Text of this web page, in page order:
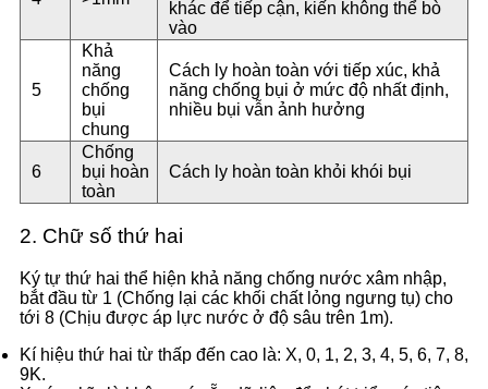
khác để tiếp cận, kiến ​​​​không thể bò
vào
5
Khả
năng
chống
bụi
chung
Cách ly hoàn toàn với tiếp xúc, khả
năng chống bụi ở mức độ nhất định,
nhiều bụi vẫn ảnh hưởng
6
Chống
bụi hoàn
toàn
Cách ly hoàn toàn khỏi khói bụi
2. Chữ số thứ hai
Ký tự thứ hai thể hiện khả năng chống nước xâm nhập,
bắt đầu từ 1 (Chống lại các khối chất lỏng ngưng tụ) cho
tới 8 (Chịu được áp lực nước ở độ sâu trên 1m).
Kí hiệu thứ hai từ thấp đến cao là: X, 0, 1, 2, 3, 4, 5, 6, 7, 8,
9K.